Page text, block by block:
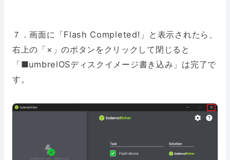
７．画面に「Flash Completed!」と表示されたら、
右上の「×」のボタンをクリックして閉じると
「■umbrelOSディスクイメージ書き込み」は完了で
す。